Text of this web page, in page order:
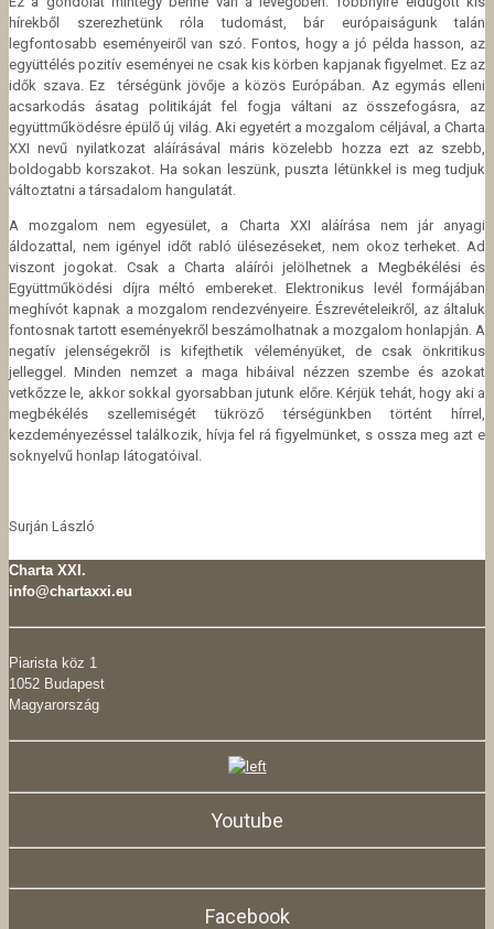
hírekből szerezhetünk róla tudomást, bár európaiságunk talán
legfontosabb eseményeiről van szó. Fontos, hogy a jó példa hasson, az
együttélés pozitív eseményei ne csak kis körben kapjanak figyelmet. Ez az
idők szava. Ez térségünk jövője a közös Európában. Az egymás elleni
acsarkodás ásatag politikáját fel fogja váltani az összefogásra, az
együttműködésre épülő új világ. Aki egyetért a mozgalom céljával, a Charta
XXI nevű nyilatkozat aláírásával máris közelebb hozza ezt az szebb,
boldogabb korszakot. Ha sokan leszünk, puszta létünkkel is meg tudjuk
változtatni a társadalom hangulatát.
A mozgalom nem egyesület, a Charta XXI aláírása nem jár anyagi
áldozattal, nem igényel időt rabló ülésezéseket, nem okoz terheket. Ad
viszont jogokat. Csak a Charta aláírói jelölhetnek a Megbékélési és
Együttműködési díjra méltó embereket. Elektronikus levél formájában
meghívót kapnak a mozgalom rendezvényeire. Észrevételeikről, az általuk
fontosnak tartott eseményekről beszámolhatnak a mozgalom honlapján. A
negatív jelenségekről is kifejthetik véleményüket, de csak önkritikus
jelleggel. Minden nemzet a maga hibáival nézzen szembe és azokat
vetkőzze le, akkor sokkal gyorsabban jutunk előre. Kérjük tehát, hogy aki a
megbékélés szellemiségét tükröző térségünkben történt hírrel,
kezdeményezéssel találkozik, hívja fel rá figyelmünket, s ossza meg azt e
soknyelvű honlap látogatóival.
Surján László
Charta XXI.
info@chartaxxi.eu
Piarista köz 1
1052 Budapest
Magyarország
Youtube
Facebook